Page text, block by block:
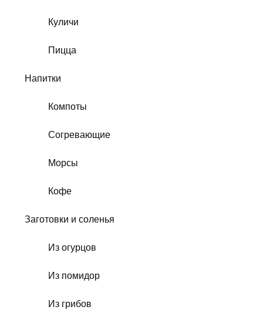
Куличи
Пицца
Напитки
Компоты
Согревающие
Морсы
Кофе
Заготовки и соленья
Из огурцов
Из помидор
Из грибов